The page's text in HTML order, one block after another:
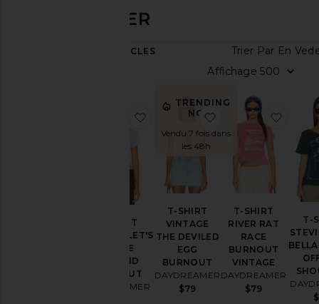
DAYDREAMER
ARTICLES
Trier
T-SHIRT
VINTAGE LET'S
HORSE
AROUND
BURNOUT
DAYDREAMER
ajouter aux préférésT-SHIRT
TRENDING
NOW!
Vendu 7 fois dans
les 48h
T-SHIRT
VINTAGE
THE DEVILED
EGG
BURNOUT
DAYDREAMER
$79
ajouter aux
T-SHIRT
RIVER RAT
RACE
BURNOUT
VINTAGE
DAYDREAMER
$79
T-